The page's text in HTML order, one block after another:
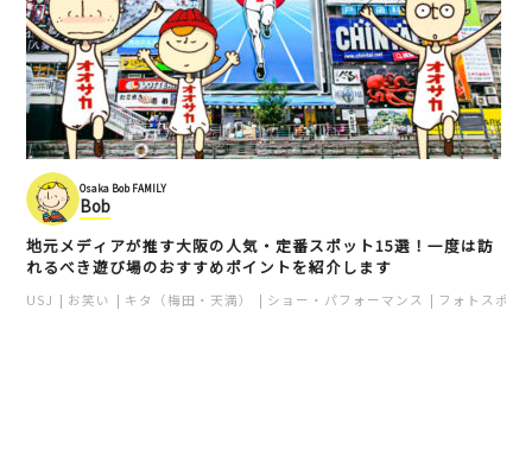
Osaka Bob FAMILY
Bob
地元メディアが推す大阪の人気・定番スポット15選！一度は訪
れるべき遊び場のおすすめポイントを紹介します
USJ お笑い キタ（梅田・天満） ショー・パフォーマンス フォトスポッ